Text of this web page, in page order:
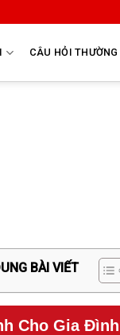
CÂU HỎI THƯỜNG
BÀI VIẾT
Cho Gia Đình